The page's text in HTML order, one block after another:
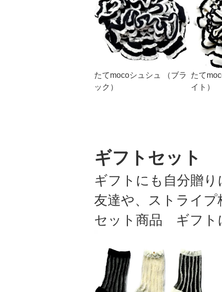
たてmocoシュシュ （ブラ
ック）
たて
イト）
ギフトセット
ギフトにも自分贈
友達や、ストライ
セット商品 ギフト